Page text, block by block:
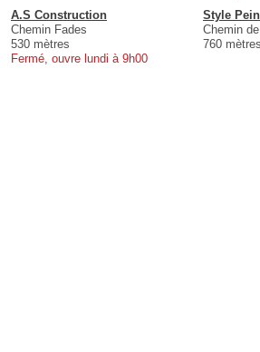
A.S Construction
Chemin Fades
530 mètres
Fermé, ouvre lundi à 9h00
Style
Chemin
760 mètres